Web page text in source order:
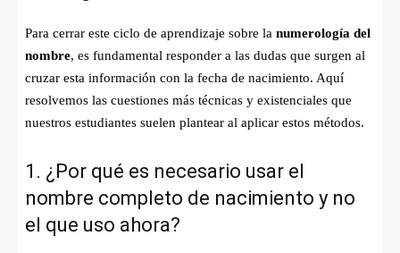
Para cerrar este ciclo de aprendizaje sobre la numerología del
nombre, es fundamental responder a las dudas que surgen al
cruzar esta información con la fecha de nacimiento. Aquí
resolvemos las cuestiones más técnicas y existenciales que
nuestros estudiantes suelen plantear al aplicar estos métodos.
1. ¿Por qué es necesario usar el
nombre completo de nacimiento y no
el que uso ahora?